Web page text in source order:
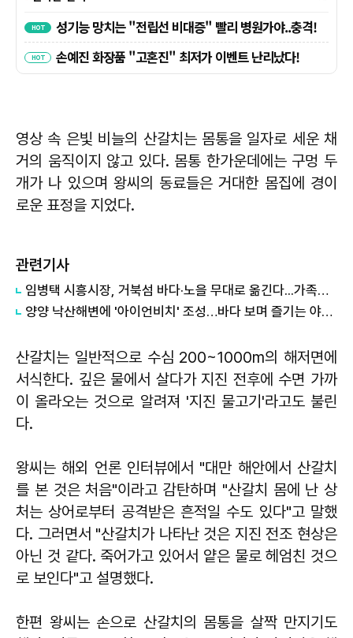
​영상 속 은빛 비늘의 산갈치는 몸통을 일자로 세운 채
거의 움직이지 않고 있다. 몸통 한가운데에는 구멍 두
개가 나 있으며 왕씨의 동료들은 거대한 몸집에 경이
로운 표정을 지었다.
관련기사
임병택 시흥시장, 거북섬 바다·노을 무대로 옮긴다...가족음악회 '별빛 주파수 812Mhz'
양양 낙산해변에 '아이언비치' 조성…바다 보며 즐기는 야외 피트니스 명소 탄생
산갈치는 일반적으로 수심 200~1000m의 해저면에
서식한다. 깊은 물에서 살다가 지진 전후에 수면 가까
이 올라오는 것으로 알려져 '지진 물고기'라고도 불린
다.
왕씨는 해외 언론 인터뷰에서 "대만 해안에서 산갈치
를 본 것은 처음"이라고 감탄하며 "산갈치 몸에 난 상
처는 상어로부터 공격받은 흔적일 수도 있다"고 말했
다. 그러면서 "산갈치가 나타난 것은 지진 전조 현상은
아닌 것 같다. 죽어가고 있어서 얕은 물로 헤엄친 것으
로 보인다"고 설명했다.
한편 왕씨는 손으로 산갈치의 몸통을 살짝 만지기도